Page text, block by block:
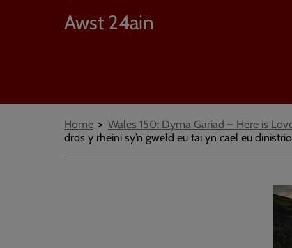
Awst 24ain
Breadcrumbs
Home Wales 150: Dyma Gariad – Here is
dros y rheini sy’n gweld eu tai yn cael eu